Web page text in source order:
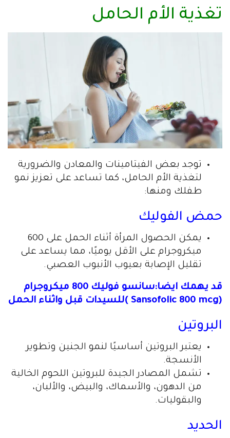
تغذية الأم الحامل
توجد بعض الفيتامينات والمعادن والضرورية
لتغذية الأم الحامل، كما تساعد على تعزيز نمو
طفلك ومنها:
حمض الفوليك
يمكن الحصول المرأة أثناء الحمل على 600
ميكروجرام على الأقل يوميًا، مما يساعد على
تقليل الإصابة بعيوب الأنبوب العصبي.
قد يهمك ايضا:سانسو فوليك 800 ميكروجرام
(Sansofolic 800 mcg )للسيدات قبل واثناء الحمل
البروتين
يعتبر البروتين أساسيًا لنمو الجنين وتطوير
الأنسجة.
تشمل المصادر الجيدة للبروتين اللحوم الخالية
من الدهون، والأسماك، والبيض، والألبان،
والبقوليات.
الحديد